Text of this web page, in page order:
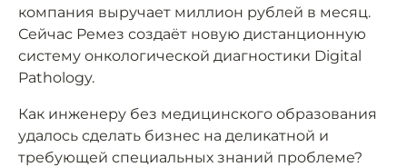
компания выручает миллион рублей в месяц.
Сейчас Ремез создаёт новую дистанционную
систему онкологической диагностики Digital
Pathology.
Как инженеру без медицинского образования
удалось сделать бизнес на деликатной и
требующей специальных знаний проблеме?